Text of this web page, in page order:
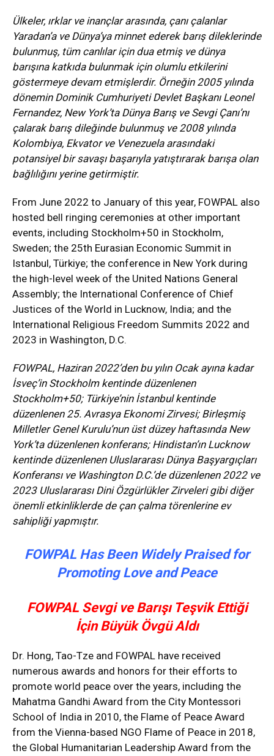
Ülkeler, ırklar ve inançlar arasında, çanı çalanlar
Yaradan’a ve Dünya’ya minnet ederek barış dileklerinde
bulunmuş, tüm canlılar için dua etmiş ve dünya
barışına katkıda bulunmak için olumlu etkilerini
göstermeye devam etmişlerdir. Örneğin 2005 yılında
dönemin Dominik Cumhuriyeti Devlet Başkanı Leonel
Fernandez, New York’ta Dünya Barış ve Sevgi Çanı’nı
çalarak barış dileğinde bulunmuş ve 2008 yılında
Kolombiya, Ekvator ve Venezuela arasındaki
potansiyel bir savaşı başarıyla yatıştırarak barışa olan
bağlılığını yerine getirmiştir.
From June 2022 to January of this year, FOWPAL also
hosted bell ringing ceremonies at other important
events, including Stockholm+50 in Stockholm,
Sweden; the 25th Eurasian Economic Summit in
Istanbul, Türkiye; the conference in New York during
the high-level week of the United Nations General
Assembly; the International Conference of Chief
Justices of the World in Lucknow, India; and the
International Religious Freedom Summits 2022 and
2023 in Washington, D.C.
FOWPAL, Haziran 2022’den bu yılın Ocak ayına kadar
İsveç’in Stockholm kentinde düzenlenen
Stockholm+50; Türkiye’nin İstanbul kentinde
düzenlenen 25. Avrasya Ekonomi Zirvesi; Birleşmiş
Milletler Genel Kurulu’nun üst düzey haftasında New
York’ta düzenlenen konferans; Hindistan’ın Lucknow
kentinde düzenlenen Uluslararası Dünya Başyargıçları
Konferansı ve Washington D.C.’de düzenlenen 2022 ve
2023 Uluslararası Dini Özgürlükler Zirveleri gibi diğer
önemli etkinliklerde de çan çalma törenlerine ev
sahipliği yapmıştır.
FOWPAL Has Been Widely Praised for
Promoting Love and Peace
FOWPAL Sevgi ve Barışı Teşvik Ettiği
İçin Büyük Övgü Aldı
Dr. Hong, Tao-Tze and FOWPAL have received
numerous awards and honors for their efforts to
promote world peace over the years, including the
Mahatma Gandhi Award from the City Montessori
School of India in 2010, the Flame of Peace Award
from the Vienna-based NGO Flame of Peace in 2018,
the Global Humanitarian Leadership Award from the